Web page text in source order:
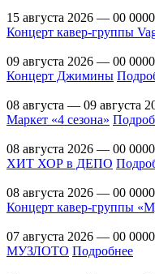
15 августа 2026 — 00
Концерт кавер-группы
09 августа 2026 — 00
Концерт Джимины
08 августа — 09 августа
Маркет «4 сезона»
08 августа 2026 — 00
ХИТ ХОР в ДЕПО
08 августа 2026 — 00
Концерт кавер-группы
07 августа 2026 — 00
МУЗЛОТО Подробнее